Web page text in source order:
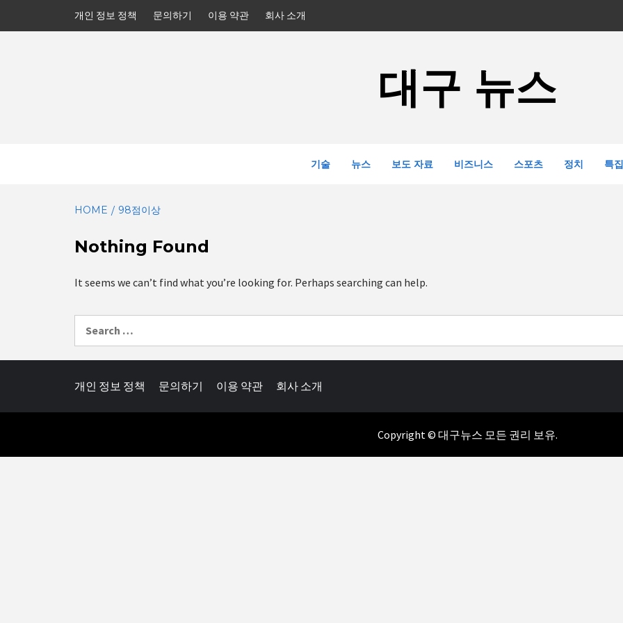
개인 정보 정책 문의하기 이용 약관 회사 소개
대구 뉴스
기술 뉴스 보도 자료 비즈니스 스포츠 정치 특집
HOME 98점이상
Nothing Found
It seems we can’t find what you’re looking for. Perhaps searching can help.
개인 정보 정책 문의하기 이용 약관 회사 소개
Copyright © 대구뉴스 모든 권리 보유.